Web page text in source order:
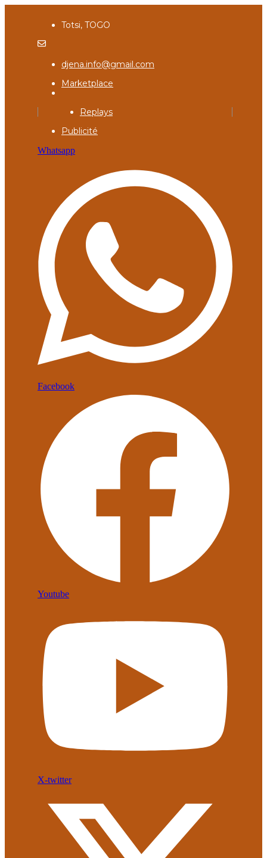
Totsi, TOGO
djena.info@gmail.com
Marketplace
Replays
Publicité
Whatsapp
Facebook
Youtube
X-twitter